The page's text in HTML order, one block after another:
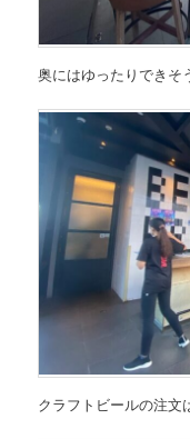
奥にはゆったりできそ
クラフトビールの注文